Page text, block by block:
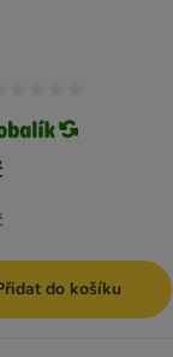
do košíku